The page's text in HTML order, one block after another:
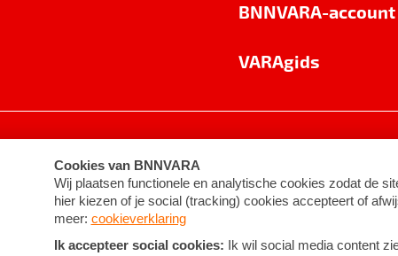
BNNVARA-account
VARAgids
Algemene voorwaarden ©2026